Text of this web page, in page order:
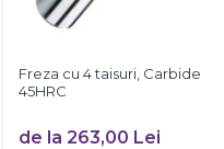
Freza cu 4 taisuri, Carbide
45HRC
de la 263,00 Lei